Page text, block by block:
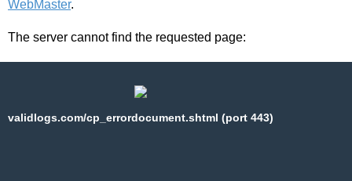
WebMaster.
The server cannot find the requested page:
validlogs.com/cp_errordocument.shtml (port 443)